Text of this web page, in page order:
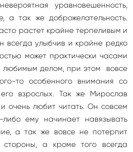
уравновешенность,
а так же доброжелательность.
растет крайне терпеливым и
всегда улыбчив и крайне редко
может практически часами
любимым делом, при этом вовсе
то особенного внимания со
взрослых. Так же Мирослав
очень любит читать. Он совсем
либо ему начинает навязывать
а так же вовсе не потерпит
а кроме того всегда